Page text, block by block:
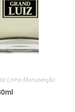
Linha Manutenção